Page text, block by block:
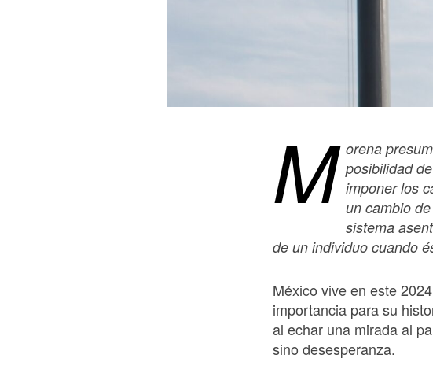
M orena
posibilidad
imponer los
un cambio
sistema
de un individuo cuando
México vive en este
importancia para su
al echar una mirada al
sino desesperanza.